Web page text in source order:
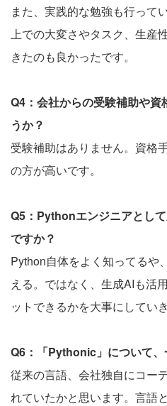
また、実践的な勉強も行って
上での大変さやタスク、生産
きたのも良かったです。
Q4：会社からの受験補助や資
うか？
受験補助はありません。資格
の方が高いです。
Q5：Pythonエンジニアとし
ですか？
Python自体をよく知ってるや
える。ではなく、生成AIも活
ットできるかを大事にしてい
Q6：「Pythonic」について、
従来の言語、会社独自にコー
れていたかと思います。言語